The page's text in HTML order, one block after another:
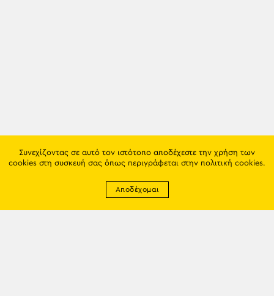
Συνεχίζοντας σε αυτό τον ιστότοπο αποδέχεστε την χρήση των
cookies στη συσκευή σας όπως περιγράφεται στην πολιτική cookies.
Αποδέχομαι